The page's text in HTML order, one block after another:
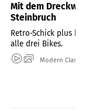
Mit dem
Steinbruch
Retro-Schick plus
alle drei Bikes.
Modern Classic